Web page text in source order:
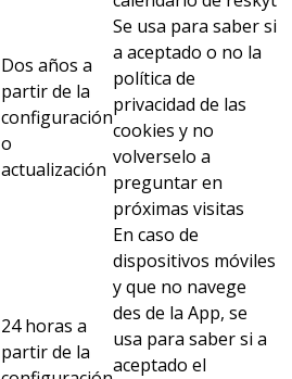
Dos años a
partir de la
configuración
o
actualización
Se usa para saber si
a aceptado o no la
política de
privacidad de las
cookies y no
volverselo a
preguntar en
próximas visitas
24 horas a
partir de la
En caso de
dispositivos móviles
y que no navege
des de la App, se
usa para saber si a
aceptado el